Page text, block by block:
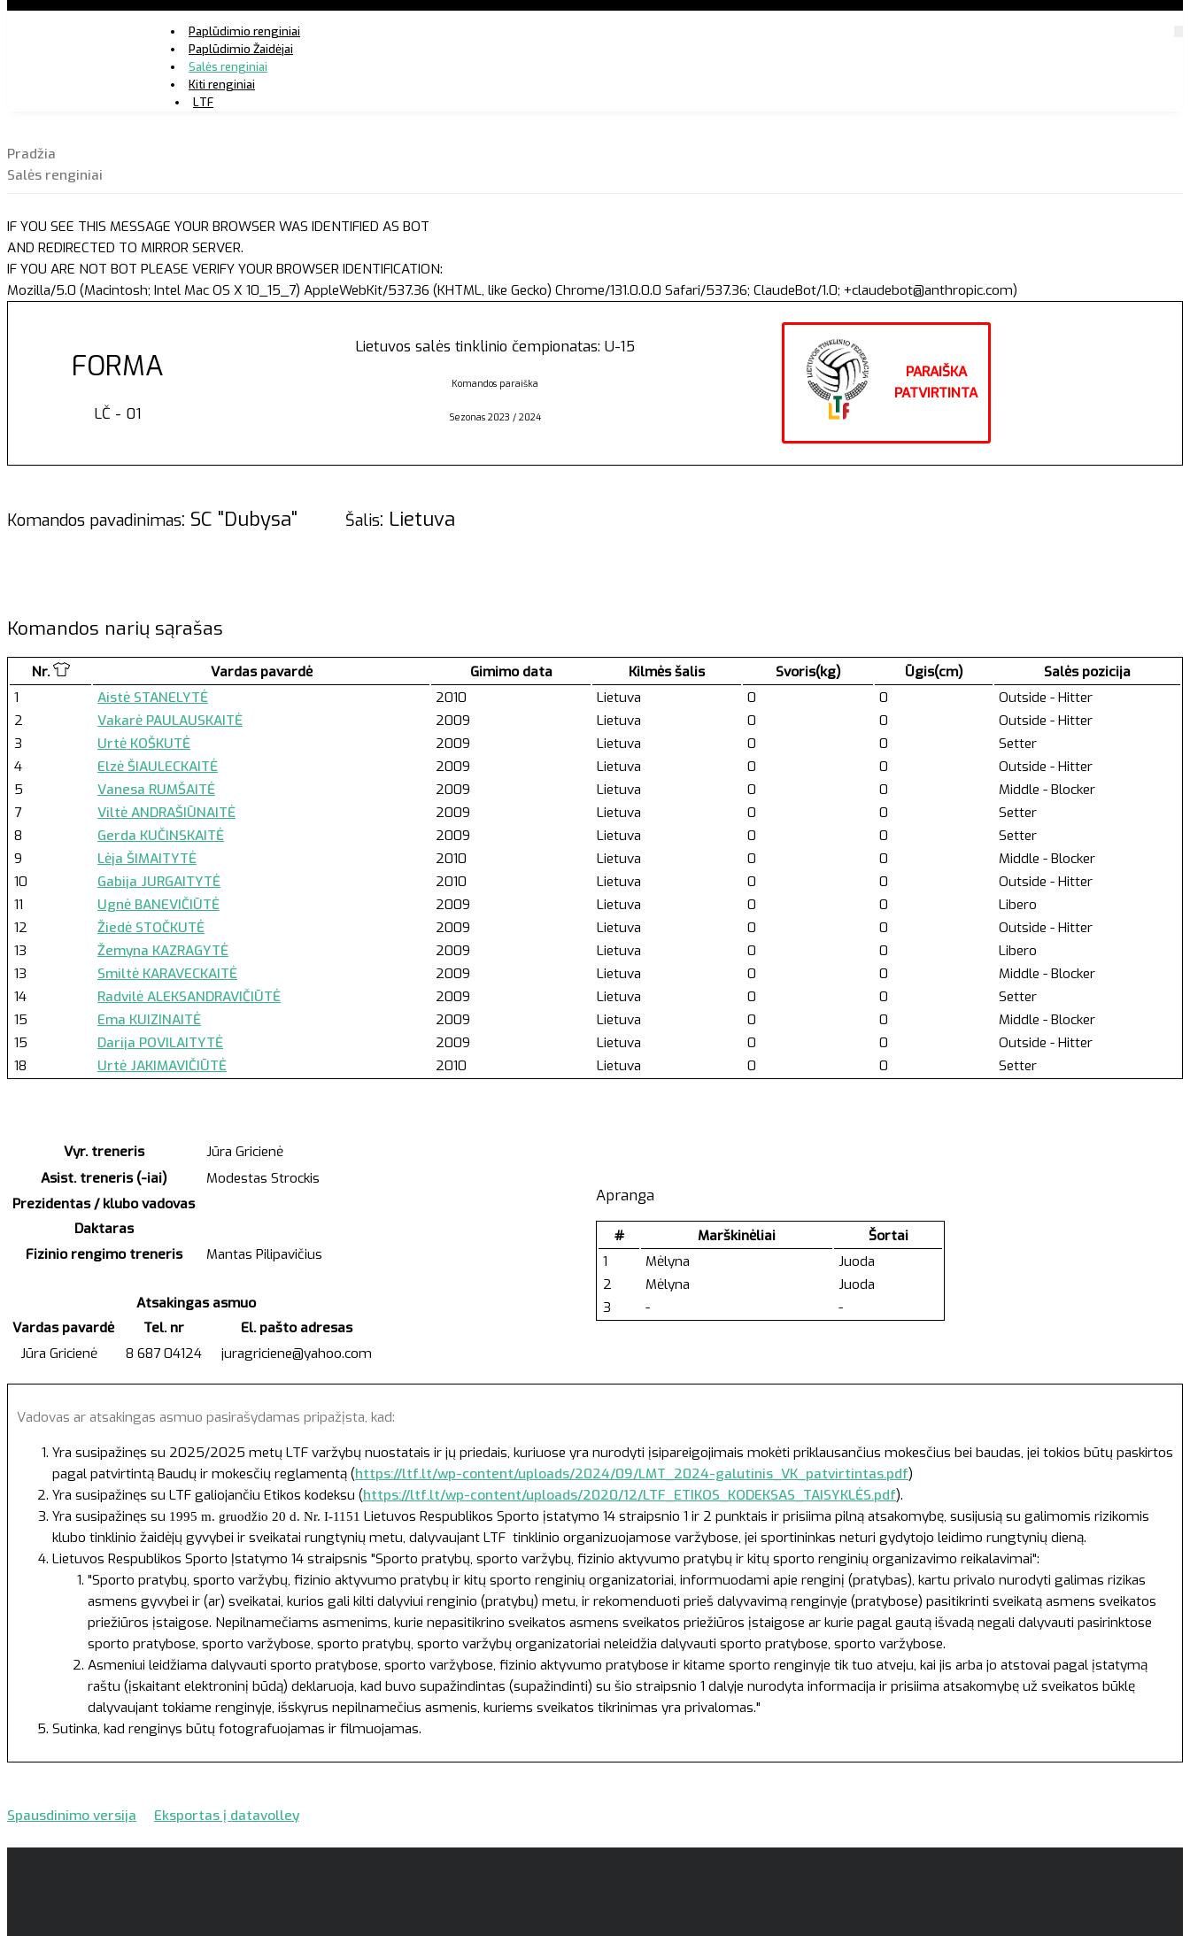
Paplūdimio renginiai
Paplūdimio Žaidėjai
Salės renginiai
Kiti renginiai
LTF
Pradžia
Salės renginiai
IF YOU SEE THIS MESSAGE YOUR BROWSER WAS IDENTIFIED AS BOT
AND REDIRECTED TO MIRROR SERVER.
IF YOU ARE NOT BOT PLEASE VERIFY YOUR BROWSER IDENTIFICATION:
Mozilla/5.0 (Macintosh; Intel Mac OS X 10_15_7) AppleWebKit/537.36 (KHTML, like Gecko) Chrome/131.0.0.0 Safari/537.36; ClaudeBot/1.0; +claudebot@anthropic.com)
FORMA
LČ - 01
Lietuvos salės tinklinio čempionatas: U-15
Komandos paraiška
Sezonas 2023 / 2024
PARAIŠKA
PATVIRTINTA
Komandos pavadinimas: SC "Dubysa" Šalis: Lietuva
Komandos narių sąrašas
Nr. Vardas pavardė Gimimo data Kilmės šalis Svoris(kg) Ūgis(cm)
Salės pozicija
1
Aistė STANELYTĖ 2010 Lietuva 0 0
Outside - Hitter
2
Vakarė PAULAUSKAITĖ 2009 Lietuva 0 0
Outside - Hitter
3
Urtė KOŠKUTĖ 2009 Lietuva 0 0
Setter
4
Elzė ŠIAULECKAITĖ 2009 Lietuva 0 0
Outside - Hitter
5
Vanesa RUMŠAITĖ 2009 Lietuva 0 0
Middle - Blocker
7
Viltė ANDRAŠIŪNAITĖ 2009 Lietuva 0 0
Setter
8
Gerda KUČINSKAITĖ 2009 Lietuva 0 0
Setter
9
Lėja ŠIMAITYTĖ 2010 Lietuva 0 0
Middle - Blocker
10
Gabija JURGAITYTĖ 2010 Lietuva 0 0
Outside - Hitter
11
Ugnė BANEVIČIŪTĖ 2009 Lietuva 0 0
Libero
12
Žiedė STOČKUTĖ 2009 Lietuva 0 0
Outside - Hitter
13
Žemyna KAZRAGYTĖ 2009 Lietuva 0 0
Libero
13
Smiltė KARAVECKAITĖ 2009 Lietuva 0 0
Middle - Blocker
14
Radvilė ALEKSANDRAVIČIŪTĖ 2009 Lietuva 0 0
Setter
15
Ema KUIZINAITĖ 2009 Lietuva 0 0
Middle - Blocker
15
Darija POVILAITYTĖ 2009 Lietuva 0 0
Outside - Hitter
18
Urtė JAKIMAVIČIŪTĖ 2010 Lietuva 0 0 Setter
Vyr. treneris
Jūra Gricienė
Asist. treneris (-iai)
Modestas Strockis
Prezidentas / klubo vadovas
Daktaras
Fizinio rengimo treneris
Mantas Pilipavičius
Atsakingas asmuo
Vardas pavardė
Tel. nr
El. pašto adresas
Jūra Gricienė
8 687 04124 juragriciene@yahoo.com
Apranga
# Marškinėliai
Šortai
1
Mėlyna
Juoda
2
Mėlyna
Juoda
3
- -
Vadovas ar atsakingas asmuo pasirašydamas pripažįsta, kad:
Yra susipažinęs su 2025/2025 metų LTF varžybų nuostatais ir jų priedais, kuriuose yra nurodyti įsipareigojimais mokėti priklausančius mokesčius bei baudas, jei tokios būtų paskirtos
pagal patvirtintą Baudų ir mokesčių reglamentą (https://ltf.lt/wp-content/uploads/2024/09/LMT_2024-galutinis_VK_patvirtintas.pdf)
Yra susipažinęs su LTF galiojančiu Etikos kodeksu (https://ltf.lt/wp-content/uploads/2020/12/LTF_ETIKOS_KODEKSAS_TAISYKLĖS.pdf).
Yra susipažinęs su 1995 m. gruodžio 20 d. Nr. I-1151 Lietuvos Respublikos Sporto įstatymo 14 straipsnio 1 ir 2 punktais ir prisiima pilną atsakomybę, susijusią su galimomis rizikomis
klubo tinklinio žaidėjų gyvybei ir sveikatai rungtynių metu, dalyvaujant LTF tinklinio organizuojamose varžybose, jei sportininkas neturi gydytojo leidimo rungtynių dieną.
Lietuvos Respublikos Sporto Įstatymo 14 straipsnis "Sporto pratybų, sporto varžybų, fizinio aktyvumo pratybų ir kitų sporto renginių organizavimo reikalavimai":
"Sporto pratybų, sporto varžybų, fizinio aktyvumo pratybų ir kitų sporto renginių organizatoriai, informuodami apie renginį (pratybas), kartu privalo nurodyti galimas rizikas
asmens gyvybei ir (ar) sveikatai, kurios gali kilti dalyviui renginio (pratybų) metu, ir rekomenduoti prieš dalyvavimą renginyje (pratybose) pasitikrinti sveikatą asmens sveikatos
priežiūros įstaigose. Nepilnamečiams asmenims, kurie nepasitikrino sveikatos asmens sveikatos priežiūros įstaigose ar kurie pagal gautą išvadą negali dalyvauti pasirinktose
sporto pratybose, sporto varžybose, sporto pratybų, sporto varžybų organizatoriai neleidžia dalyvauti sporto pratybose, sporto varžybose.
Asmeniui leidžiama dalyvauti sporto pratybose, sporto varžybose, fizinio aktyvumo pratybose ir kitame sporto renginyje tik tuo atveju, kai jis arba jo atstovai pagal įstatymą
raštu (įskaitant elektroninį būdą) deklaruoja, kad buvo supažindintas (supažindinti) su šio straipsnio 1 dalyje nurodyta informacija ir prisiima atsakomybę už sveikatos būklę
dalyvaujant tokiame renginyje, išskyrus nepilnamečius asmenis, kuriems sveikatos tikrinimas yra privalomas."
Sutinka, kad renginys būtų fotografuojamas ir filmuojamas.
Spausdinimo versija Eksportas į datavolley